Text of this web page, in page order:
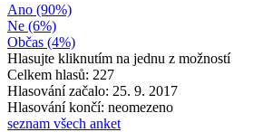
Ano (90%)
Ne (6%)
Občas (4%)
Hlasujte kliknutím na jednu z možností
Celkem hlasů: 227
Hlasování začalo: 25. 9. 2017
Hlasování končí: neomezeno
seznam všech anket